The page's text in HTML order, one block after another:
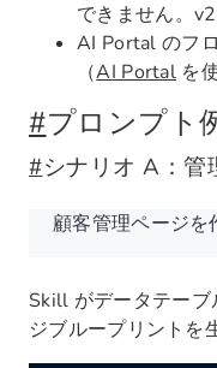
できません。
AI Portal のフ
（AI Portal を
#プロンプト
#シナリオ A：管
顧客管理ページ
Skill がデータテー
ジブループリントを